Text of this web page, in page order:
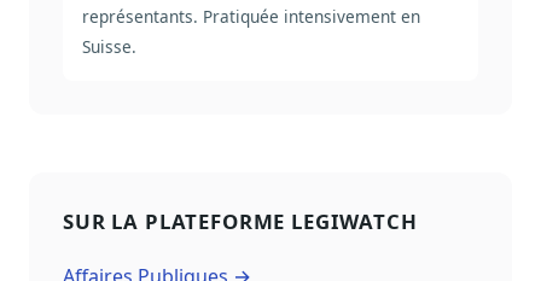
représentants. Pratiquée intensivement en
Suisse.
SUR LA PLATEFORME LEGIWATCH